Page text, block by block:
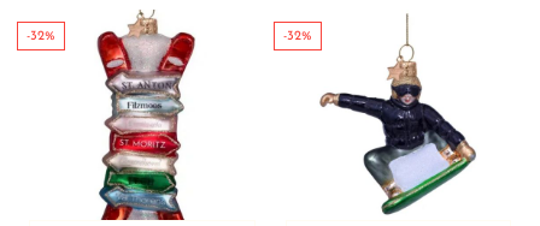
-32% -32%